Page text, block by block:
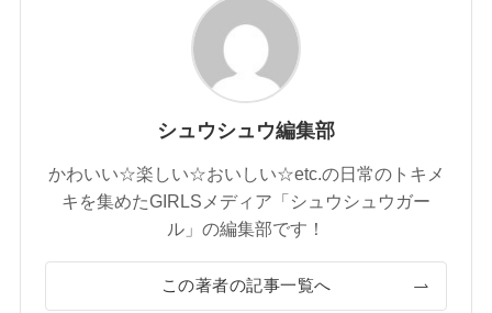
シュウシュウ編集部
かわいい☆楽しい☆おいしい☆etc.の日常のトキメ
キを集めたGIRLSメディア「シュウシュウガー
ル」の編集部です！
この著者の記事一覧へ